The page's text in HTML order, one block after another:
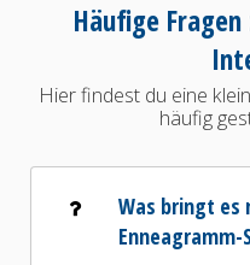
Häufige
Hier findest du eine
häufig
Was bringt es
Enneagramm-